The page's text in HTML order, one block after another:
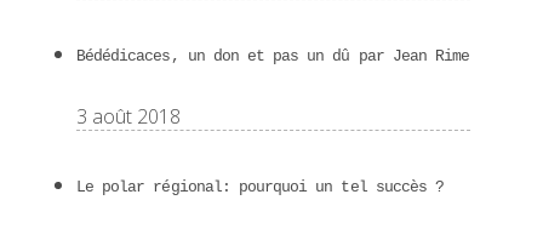
Bédédicaces, un don et pas un dû par Jean Rime
3 août 2018
Le polar régional: pourquoi un tel succès ?